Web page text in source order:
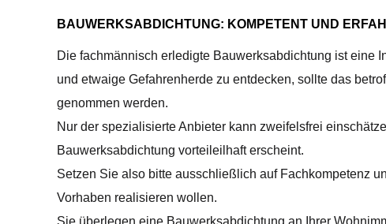
BAUWERKSABDICHTUNG: KOMPETENT UND
Die fachmännisch erledigte Bauwerksabdichtung ist eine
und etwaige Gefahrenherde zu entdecken, sollte das
genommen werden.
Nur der spezialisierte Anbieter kann zweifelsfrei
Bauwerksabdichtung vorteileilhaft erscheint.
Setzen Sie also bitte ausschließlich auf Fachkompetenz
Vorhaben realisieren wollen.